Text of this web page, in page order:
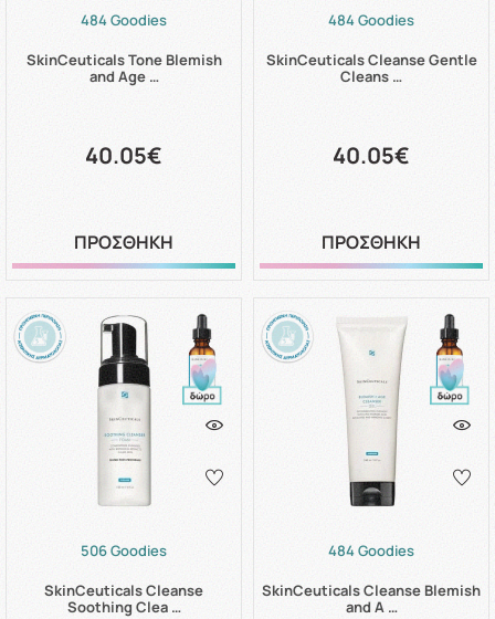
484 Goodies
SkinCeuticals Tone Blemish
and Age …
40.05€
ΠΡΟΣΘΗΚΗ
484 Goodies
SkinCeuticals Cleanse Gentle
Cleans …
40.05€
ΠΡΟΣΘΗΚΗ
506 Goodies
SkinCeuticals Cleanse
Soothing Clea …
484 Goodies
SkinCeuticals Cleanse Blemish
and A …